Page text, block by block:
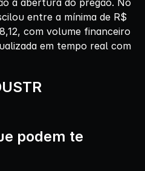
entre a mínima de R$
com volume financeiro
em tempo real com
podem te